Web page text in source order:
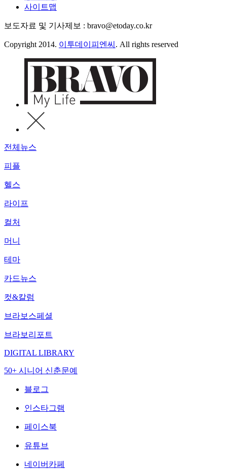
사이트맵
보도자료 및 기사제보 : bravo@etoday.co.kr
Copyright 2014. 이투데이피엔씨 . All rights reserved
전체뉴스
피플
헬스
라이프
컬처
머니
테마
카드뉴스
컷&칼럼
브라보스페셜
브라보리포트
DIGITAL LIBRARY
50+ 시니어 신춘문예
블로그
인스타그램
페이스북
유튜브
네이버카페